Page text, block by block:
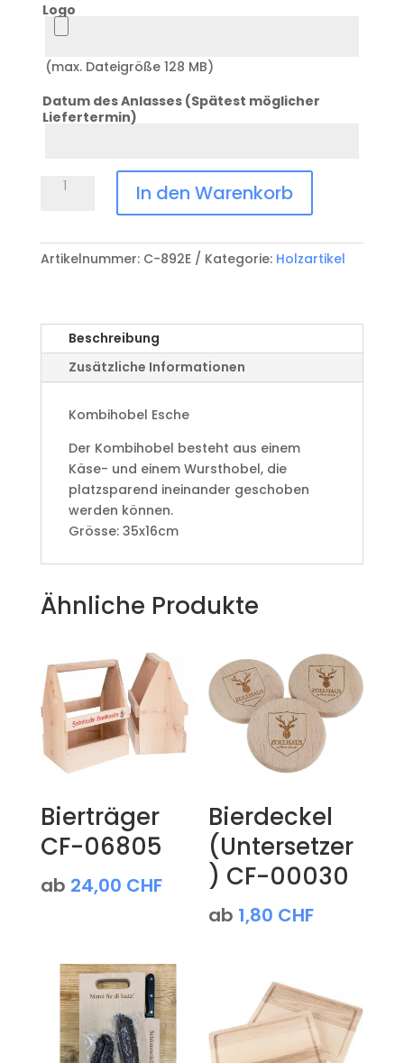
Logo
Logo
(max. Dateigröße 128 MB)
Datum des Anlasses (Spätest möglicher
Liefertermin)
Kombihobel
Menge
In den Warenkorb
Artikelnummer: C-892E Kategorie: Holzartikel
Beschreibung
Zusätzliche Informationen
Kombihobel Esche
Der Kombihobel besteht aus einem
Käse- und einem Wursthobel, die
platzsparend ineinander geschoben
werden können.
Grösse: 35x16cm
Ähnliche Produkte
Bierträger
CF-06805
ab 24,00 CHF
Bierdeckel
(Untersetzer
) CF-00030
ab 1,80 CHF